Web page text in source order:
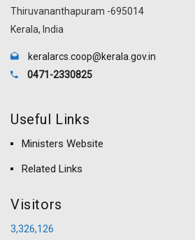
Thiruvananthapuram -695014
Kerala, India
keralarcs.coop@kerala.gov.in
0471-2330825
Useful Links
Ministers Website
Related Links
Visitors
3,326,126